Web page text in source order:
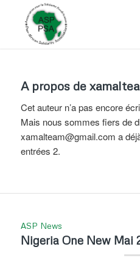
A propos de
Cet auteur n’a pas encore
Mais nous sommes fiers de
xamalteam@gmail.com a
entrées 2.
ASP News
Nigeria One New Mai